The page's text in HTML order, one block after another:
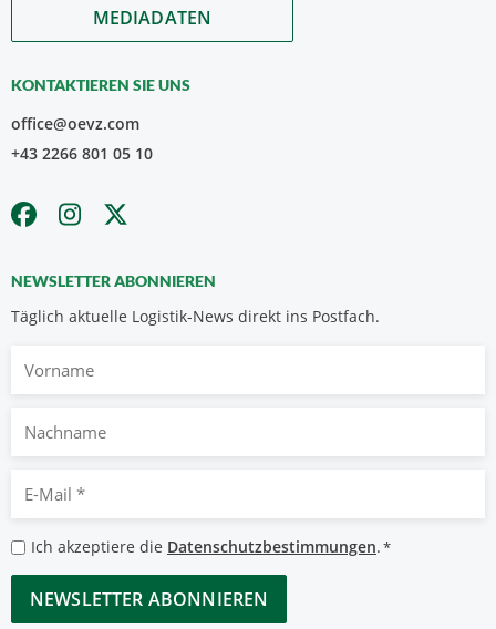
MEDIADATEN
KONTAKTIEREN SIE UNS
office@oevz.com
+43 2266 801 05 10
NEWSLETTER ABONNIEREN
Täglich aktuelle Logistik-News direkt ins Postfach.
Nachname
Mail
*
Datenschutzbestimmungen
*
Ich akzeptiere die Datenschutzbestimmungen.*
CAPTCHA